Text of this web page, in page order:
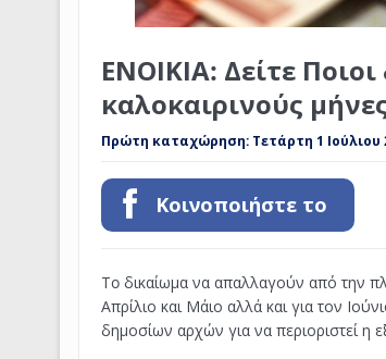
ΕΝΟΙΚΙΑ: Δείτε
καλοκαιρινούς
Πρώτη καταχώρηση: Τετάρτη 1 Ιούλιου
Κοινοποιήστε το
Τo δικαίωμα να απαλλαγούν από την
Απρίλιο και Μάιο αλλά και για τον
δημοσίων αρχών για να περιοριστεί